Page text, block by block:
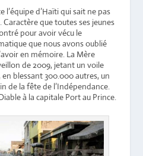
l’équipe d’Haïti qui sait ne pas
que toutes ses jeunes
pour avoir vécu le
que nous avons oublié
en mémoire. La Mère
de 2009, jetant un voile
blessant 300.000 autres, un
de la fête de l’Indépendance.
à la capitale Port au Prince.